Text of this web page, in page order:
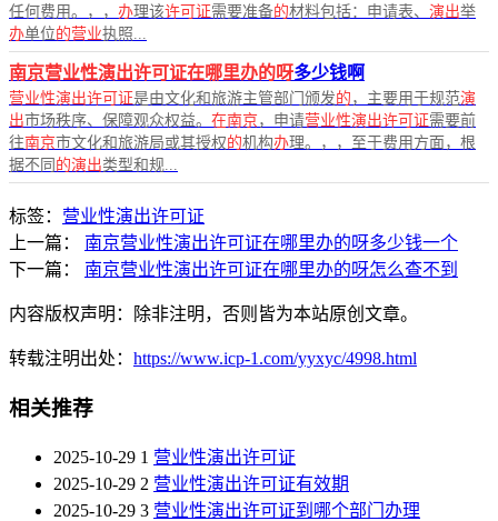
任何费用。，， 办理该许可证需要准备的材料包括：申请表、 演出举
办单位的营业执照...
南京营业性演出许可证在哪里办的呀多少钱啊
营业性演出许可证是由文化和旅游主管部门颁发的 ，主要用于规范演
出市场秩序、保障观众权益。 在南京，申请营业性演出许可证需要前
往南京市文化和旅游局或其授权的机构办理。，，至于费用方面，根
据不同 的演出类型和规...
标签： 营业性演出许可证
上一篇：
南京营业性演出许可证在哪里办的呀多少钱一个
下一篇：
南京营业性演出许可证在哪里办的呀怎么查不到
内容版权声明：除非注明，否则皆为本站原创文章。
转载注明出处： https://www.icp-1.com/yyxyc/4998.html
相关推荐
2025-10-29 1 营业性演出许可证
2025-10-29 2 营业性演出许可证有效期
2025-10-29 3 营业性演出许可证到哪个部门办理